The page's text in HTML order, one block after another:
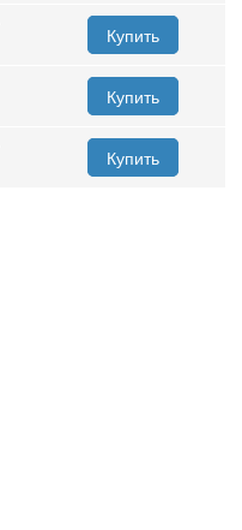
Купить
Купить
Купить